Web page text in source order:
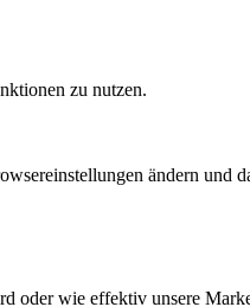
zu nutzen.
ändern und
oder wie effektiv unsere